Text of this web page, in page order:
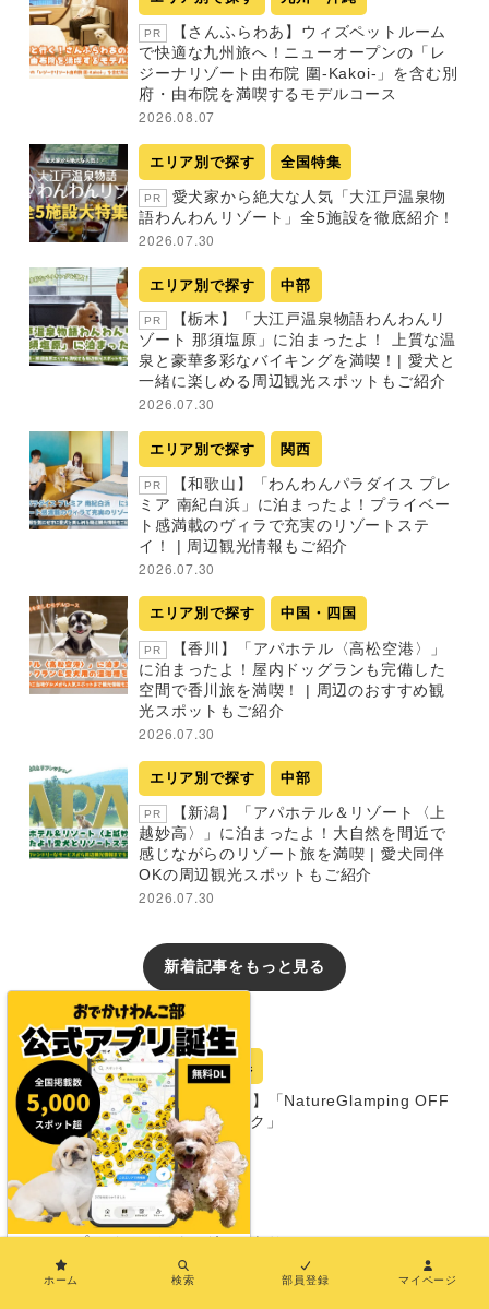
PR
【さんふらわあ】ウィズペットルーム
で快適な九州旅へ！ニューオープンの「レ
ジーナリゾート由布院 圍-Kakoi-」を含む別
府・由布院を満喫するモデルコース
2026.08.07
エリア別で探す 全国特集
PR
愛犬家から絶大な人気「大江戸温泉物
語わんわんリゾート」全5施設を徹底紹介！
2026.07.30
エリア別で探す 中部
PR
【栃木】「大江戸温泉物語わんわんリ
ゾート 那須塩原」に泊まったよ！ 上質な温
泉と豪華多彩なバイキングを満喫！| 愛犬と
一緒に楽しめる周辺観光スポットもご紹介
2026.07.30
エリア別で探す 関西
PR
【和歌山】「わんわんパラダイス プレ
ミア 南紀白浜」に泊まったよ！プライベー
ト感満載のヴィラで充実のリゾートステ
イ！ | 周辺観光情報もご紹介
2026.07.30
エリア別で探す 中国・四国
PR
【香川】「アパホテル〈高松空港〉」
に泊まったよ！屋内ドッグランも完備した
空間で香川旅を満喫！ | 周辺のおすすめ観
光スポットもご紹介
2026.07.30
エリア別で探す 中部
PR
【新潟】「アパホテル＆リゾート〈上
越妙高〉」に泊まったよ！大自然を間近で
感じながらのリゾート旅を満喫 | 愛犬同伴
OKの周辺観光スポットもご紹介
2026.07.30
新着記事をもっと見る
おでかけレポート
宿 三重県
【三重・尾鷲市】「NatureGlamping OFF
LEEK オフリーク」
グランピング
同室宿泊OK
部屋食プランあり
プライベートドッグランあり
ホーム 検索 部員登録 マイページ